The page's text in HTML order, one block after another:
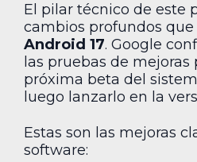
El pilar técnico de este
cambios profundos que
Android 17. Google
las pruebas de
próxima beta del
luego lanzarlo en la
Estas son las mejoras
software: